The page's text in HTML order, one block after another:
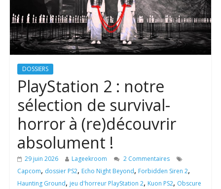
DOSSIERS
PlayStation 2 : notre
sélection de survival-
horror à (re)découvrir
absolument !
29 juin 2026 Lageekroom
2 Commentaires
Capcom, dossier PS2, Echo Night Beyond, Forbidden Siren 2,
Haunting Ground, jeu d'horreur PlayStation 2, Kuon PS2, Obscure